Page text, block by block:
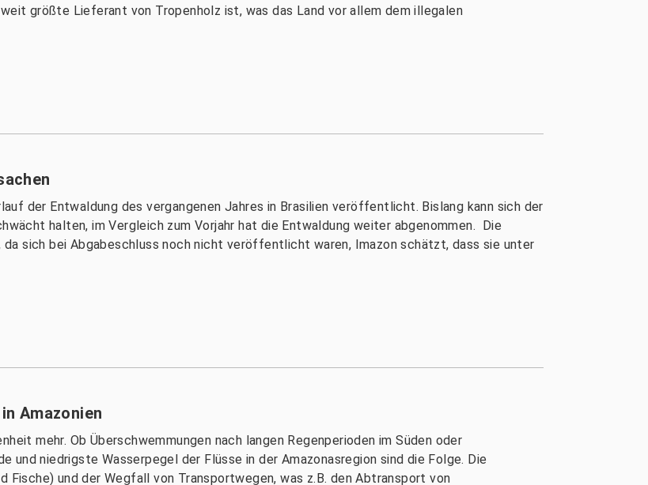
größte Lieferant von Tropenholz ist, was das Land vor allem dem illegalen
der Entwaldung des vergangenen Jahres in Brasilien veröffentlicht. Bislang kann sich der
halten, im Vergleich zum Vorjahr hat die Entwaldung weiter abgenommen. Die
da sich bei Abgabeschluss noch nicht veröffentlicht waren, Imazon schätzt, dass sie unter
Amazonien
mehr. Ob Überschwemmungen nach langen Regenperioden im Süden oder
und niedrigste Wasserpegel der Flüsse in der Amazonasregion sind die Folge. Die
Fische) und der Wegfall von Transportwegen, was z.B. den Abtransport von